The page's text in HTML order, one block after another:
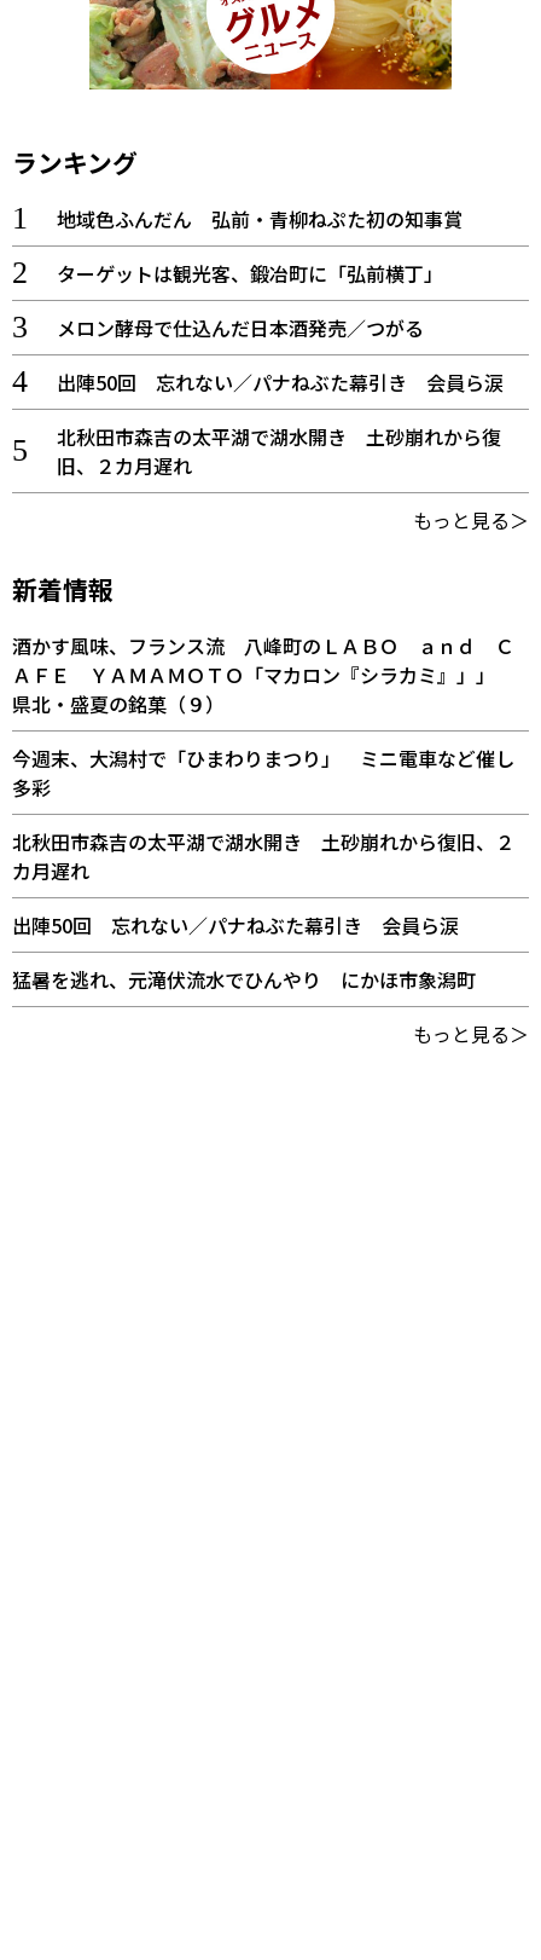
ランキング
地域色ふんだん 弘前・青柳ねぷた初の知事賞
ターゲットは観光客、鍛冶町に「弘前横丁」
メロン酵母で仕込んだ日本酒発売／つがる
出陣50回 忘れない／パナねぶた幕引き 会員ら涙
北秋田市森吉の太平湖で湖水開き 土砂崩れから復
旧、２カ月遅れ
もっと見る＞
新着情報
酒かす風味、フランス流 八峰町のＬＡＢＯ ａｎｄ Ｃ
ＡＦＥ ＹＡＭＡＭＯＴＯ「マカロン『シラカミ』」」
県北・盛夏の銘菓（９）
今週末、大潟村で「ひまわりまつり」 ミニ電車など催し
多彩
北秋田市森吉の太平湖で湖水開き 土砂崩れから復旧、２
カ月遅れ
出陣50回 忘れない／パナねぶた幕引き 会員ら涙
猛暑を逃れ、元滝伏流水でひんやり にかほ市象潟町
もっと見る＞